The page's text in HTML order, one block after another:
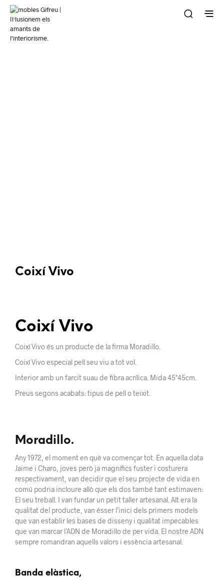
Coixí Vivo
Coixí Vivo
Coixí Vivo és un producte de la firma Moradillo.
Coixí Vivo especial pell seu viu a tot vol.
Interior amb un farcit suau de fibra acrílica. Mida 45*45cm.
Preus segons acabats: tipus de pell o teixit.
Moradillo.
Any 1972, el moment en què va començar tot. En aquella data
Jaime i Charo, joves però ja magnífics fuster i costurera
respectivament, van decidir que el seu projecte de vida en
comú podria incloure allò que els dos també tant estimaven:
El seu treball. I van fundar un petit taller artesanal. Alt era la
qualitat del producte, van ésser l’inici dels primers models
que van establir les bases de disseny i qualitat impecables
que van marcar l’ADN de Moradillo de per vida. El nostre ADN
sempre romandran aquells valors i essència artesanal.
Banda elàstica,